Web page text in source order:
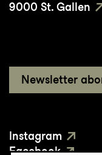
9000 St. Gallen
Newsletter
Instagram
Facebook